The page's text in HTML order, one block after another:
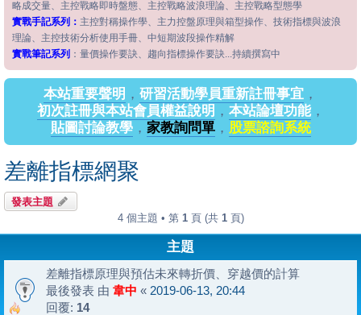
略成交量、主控戰略即時盤態、主控戰略波浪理論、主控戰略型態學
實戰手記系列： 主控對稱操作學、主力控盤原理與箱型操作、技術指標與波浪
理論、主控技術分析使用手冊、中短期波段操作精解
實戰筆記系列 ：量價操作要訣、趨向指標操作要訣...持續撰寫中
本站重要聲明 ， 研習活動學員重新註冊事宜 ，
初次註冊與本站會員權益說明 ， 本站論壇功能，
貼圖討論教學， 家教詢問單， 股票諮詢系統
差離指標網聚
發表主題
4 個主題 • 第 1頁 (共 1頁)
主題
差離指標原理與預估未來轉折價、穿越價的計算
最後發表 由 韋中 « 2019-06-13, 20:44
回覆: 14